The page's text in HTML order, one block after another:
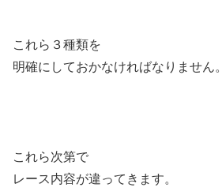
これら３種類を
明確にしておかなければなりません。
これら次第で
レース内容が違ってきます。